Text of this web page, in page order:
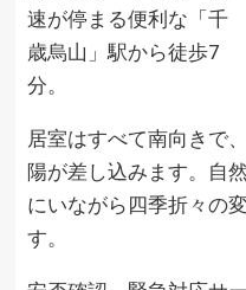
速が停まる便利な「千
歳烏山」駅から徒歩7
分。
居室はすべて南向きで
陽が差し込みます。自
にいながら四季折々の
す。